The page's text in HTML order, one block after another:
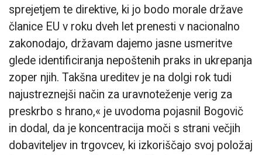
sprejetjem te direktive, ki jo bodo morale države
članice EU v roku dveh let prenesti v nacionalno
zakonodajo, državam dajemo jasne usmeritve
glede identificiranja nepoštenih praks in ukrepanja
zoper njih. Takšna ureditev je na dolgi rok tudi
najustreznejši način za uravnoteženje verig za
preskrbo s hrano,« je uvodoma pojasnil Bogovič
in dodal, da je koncentracija moči s strani večjih
dobaviteljev in trgovcev, ki izkoriščajo svoj položaj